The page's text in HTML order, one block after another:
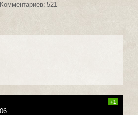
Комментариев: 521
+1